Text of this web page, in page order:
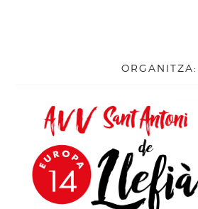
ORGANITZA: